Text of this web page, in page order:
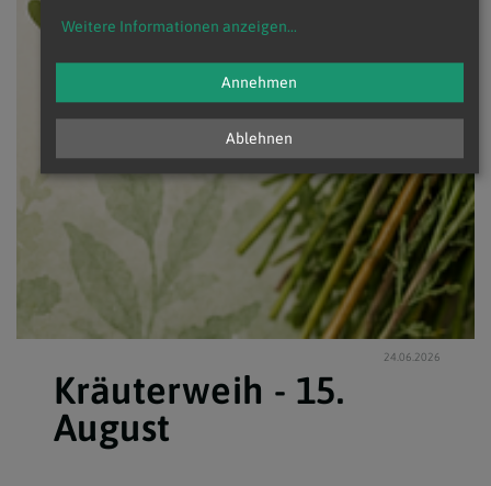
24.06.2026
Kräuterweih - 15.
August
Weitere Informationen anzeigen...
Ablehnen
Annehmen